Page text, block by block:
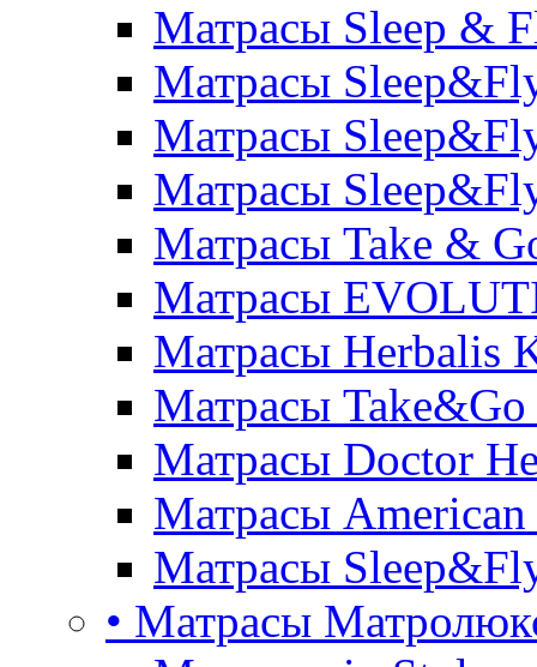
Матрасы Sleep &
Матрасы
Матрасы
Матрасы
Матрасы Take &
Матрасы
Матрасы Herbalis
Матрасы Take&Go
Матрасы Doctor
Матрасы American
Матрасы
• Матрасы